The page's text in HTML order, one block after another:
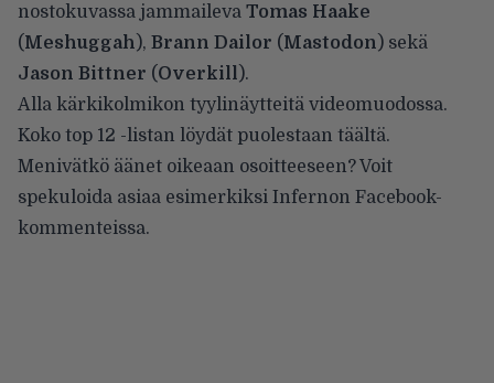
nostokuvassa jammaileva Tomas Haake
(Meshuggah), Brann Dailor (Mastodon) sekä
Jason Bittner (Overkill).
Alla kärkikolmikon tyylinäytteitä videomuodossa.
Koko top 12 -listan löydät puolestaan täältä.
Menivätkö äänet oikeaan osoitteeseen? Voit
spekuloida asiaa esimerkiksi Infernon Facebook-
kommenteissa.